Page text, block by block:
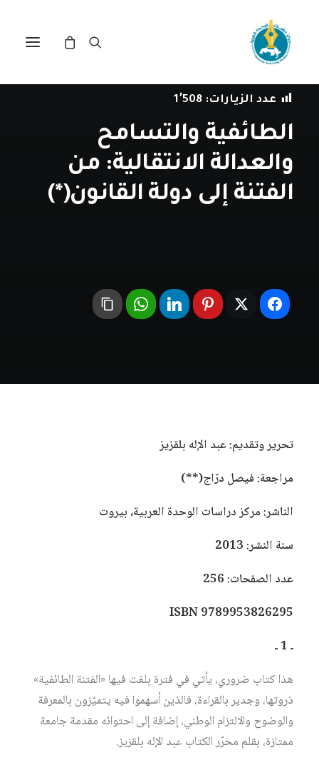
فيمراجعة اصدارات
عدد الزيارات: 1٬508
الطائفية والتسامح
والعدالة الانتقالية: من
الفتنة إلى دولة القانون(*)
تحرير وتقديم: عبد الإله بلقزيز
مراجعة: فيصل درّاج(**)
الناشر: مركز دراسات الوحدة العربية، بيروت
سنة النشر: 2013
عدد الصفحات: 256
ISBN 9789953826295
ـ 1 ـ
هذا كتاب ضروري، يأتي في فترة بلغت فيها «الفتنة الطائفية»
ذروتها، وجدير بالقراءة، فالذين أسهموا فيه يتميّزون بالمعرفة
والوضوح والالتزام الوطني، إضافة إلى احتوائه مقدمة جامعة
ممتازة، بقلم محرّر الكتاب عبد الإله بلقزيز.